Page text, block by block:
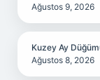
Ağustos 9, 2026
Kuzey Ay
Ağustos 8, 2026